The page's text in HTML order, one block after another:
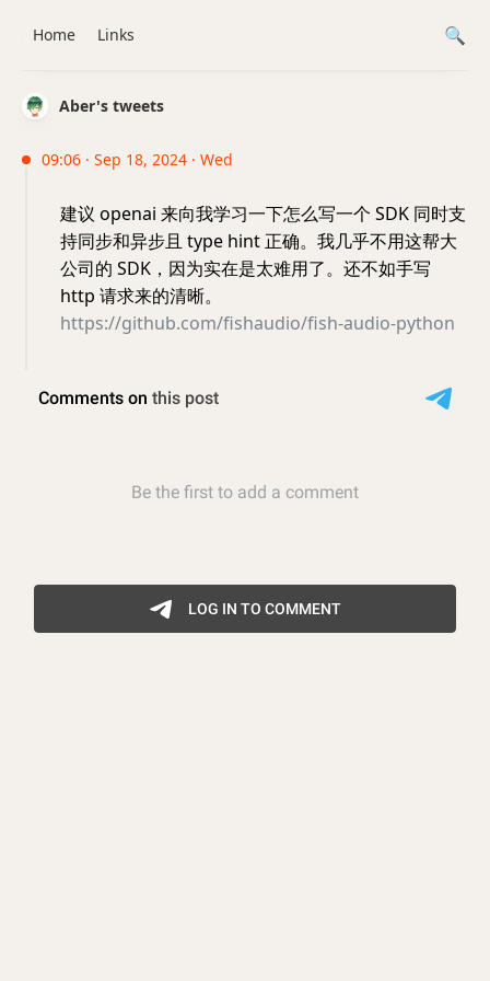
Aber's tweets
09:06 · Sep 18, 2024 · Wed
建议 openai 来向我学习一下怎么写一个 SDK 同时支
持同步和异步且 type hint 正确。我几乎不用这帮大
公司的 SDK，因为实在是太难用了。还不如手写
http 请求来的清晰。
https://github.com/fishaudio/fish-audio-python
Home Links